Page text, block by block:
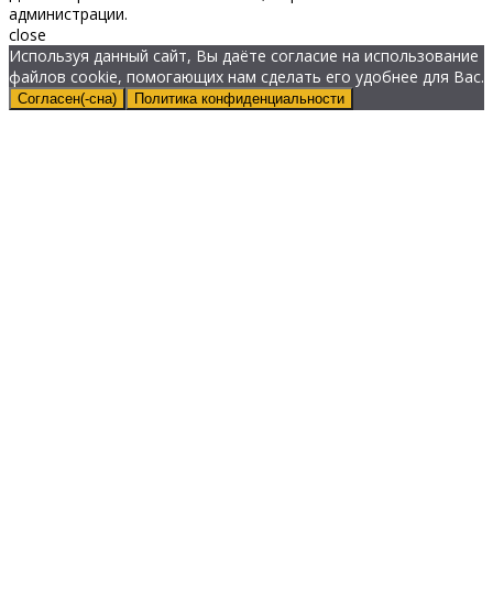
администрации.
close
Используя данный сайт, Вы даёте согласие на использование
файлов cookie, помогающих нам сделать его удобнее для Вас.
Согласен(-сна) Политика конфиденциальности